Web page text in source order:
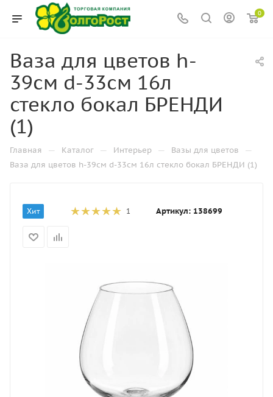
0
Ваза для цветов h-
39см d-33см 16л
стекло бокал БРЕНДИ
(1)
Главная — Каталог — Интерьер — Вазы для цветов —
Ваза для цветов h-39см d-33см 16л стекло бокал БРЕНДИ (1)
Хит 1 Артикул: 138699